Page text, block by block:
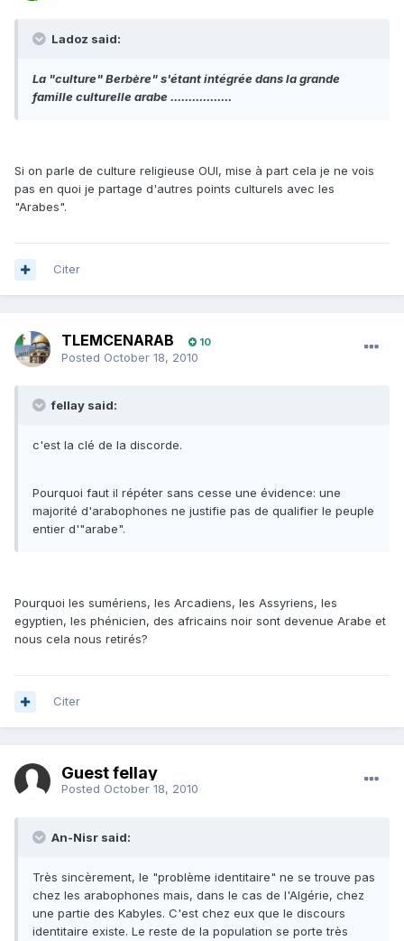
Ladoz said:
La "culture" Berbère" s'étant intégrée dans la grande
famille culturelle arabe .................
Si on parle de culture religieuse OUI, mise à part cela je ne vois
pas en quoi je partage d'autres points culturels avec les
"Arabes".
Citer
TLEMCENARAB 10
Posted October 18, 2010
fellay said:
c'est la clé de la discorde.
Pourquoi faut il répéter sans cesse une évidence: une
majorité d'arabophones ne justifie pas de qualifier le peuple
entier d'"arabe".
Pourquoi les sumériens, les Arcadiens, les Assyriens, les
egyptien, les phénicien, des africains noir sont devenue Arabe et
nous cela nous retirés?
Citer
Guest fellay
Posted October 18, 2010
An-Nisr said:
Très sincèrement, le "problème identitaire" ne se trouve pas
chez les arabophones mais, dans le cas de l'Algérie, chez
une partie des Kabyles. C'est chez eux que le discours
identitaire existe. Le reste de la population se porte très